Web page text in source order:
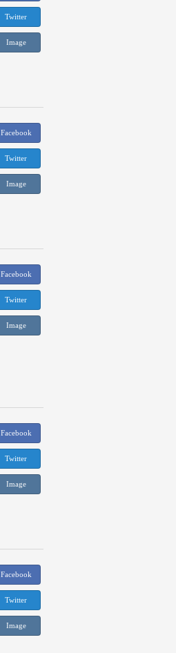
Twitter
Image
Facebook
Twitter
Image
Facebook
Twitter
Image
Facebook
Twitter
Image
Facebook
Twitter
Image